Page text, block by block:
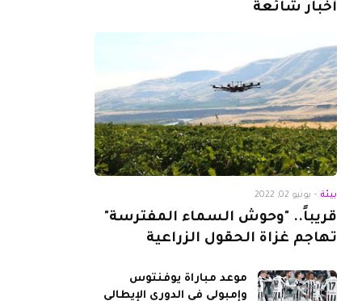
أخبار شائعة
بيئة - يونيو 02, 2022
قريباً.. "وحوش السماء المفترسة"
تهاجم غزاة الحقول الزراعية
موعد مباراة يوفنتوس
وإمبولي في الدوري الإيطالي